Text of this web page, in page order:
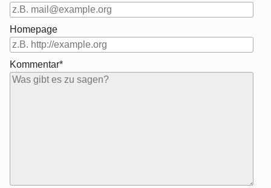
Homepage
Kommentar*